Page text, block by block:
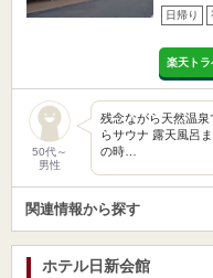
日帰り
楽天トラ
50代～
男性
残念ながら天然温
らサウナ 露天風呂
の時…
関連情報から探す
ホテル日新会館